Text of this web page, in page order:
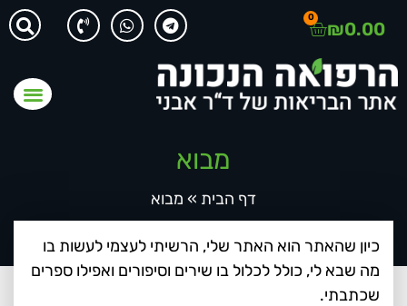
₪0.00
0
מבוא
דף הבית » מבוא
כיון שהאתר הוא האתר שלי, הרשיתי לעצמי לעשות בו
מה שבא לי, כולל לכלול בו שירים וסיפורים ואפילו ספרים
שכתבתי.